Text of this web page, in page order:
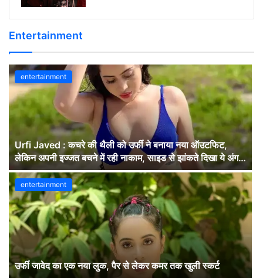
Entertainment
entertainment
Urfi Javed : कचरे की थैली को उर्फी ने बनाया नया ऑउटफिट,
लेकिन अपनी इज्जत बचने में रही नाकाम, साइड से झांकते दिखा ये अंग,
लोग बोले- बस यही देखना…देखें वीडियों
entertainment
उर्फी जावेद का एक नया लुक, पैर से लेकर कमर तक खुली स्कर्ट